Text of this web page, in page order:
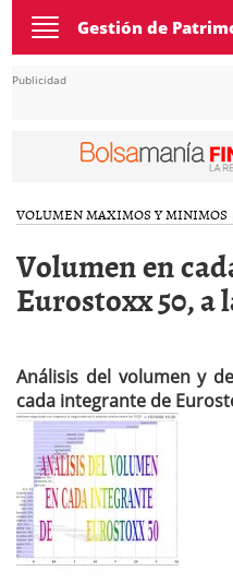
Toggle
navigation
Gestión de
Publicidad
VOLUMEN MAXIMOS Y MINIMOS
Volumen en
Eurostoxx 50, a
Análisis del volumen y
cada integrante de